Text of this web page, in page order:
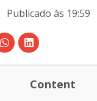
Publicado às 19:59
Content